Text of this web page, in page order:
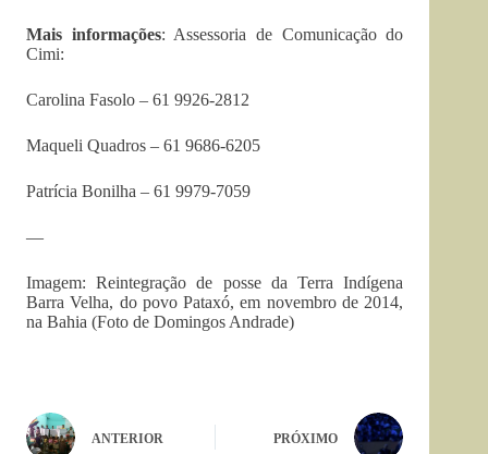
Mais informações: Assessoria de Comunicação do
Cimi:
Carolina Fasolo – 61 9926-2812
Maqueli Quadros – 61 9686-6205
Patrícia Bonilha – 61 9979-7059
—
Imagem: Reintegração de posse da Terra Indígena
Barra Velha, do povo Pataxó, em novembro de 2014,
na Bahia (Foto de Domingos Andrade)
ANTERIOR PRÓXIMO